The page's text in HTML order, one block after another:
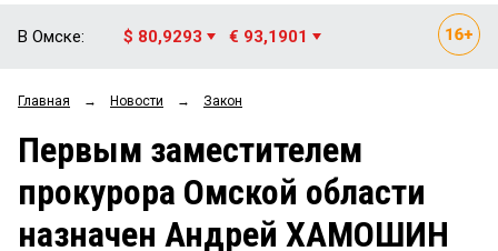
ОБЩЕСТВО
ЗАКОН
НОВОСТИ КОМПАНИЙ
Рейтинги
Блоги
В Омске: $ 80,9293 € 93,1901
Главная → Новости → Закон
Первым заместителем
прокурора Омской области
назначен Андрей ХАМОШИН